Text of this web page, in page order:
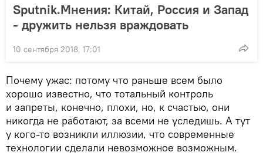
Sputnik.Мнения: Китай, Россия и Запад
- дружить нельзя враждовать
10 сентября 2018, 17:01
Почему ужас: потому что раньше всем было
хорошо известно, что тотальный контроль
и запреты, конечно, плохи, но, к счастью, они
никогда не работают, за всеми не уследишь. А тут
у кого-то возникли иллюзии, что современные
технологии сделали невозможное возможным.